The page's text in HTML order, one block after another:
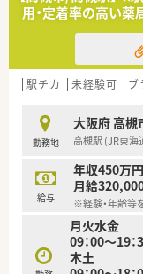
■充実した住宅
的に安心して
【勤務実態につ
■会社全体で業
■有給休暇の
師の応援体制
■早出と遅出
ッフが公平な
用・定着率の高い薬
駅チカ 未経験可 ブ
勤務地
大阪府 高槻
高槻駅 (JR東海
給与
年収450万
月給
※経験・年齢等
月火水金
09：00～19：
木土